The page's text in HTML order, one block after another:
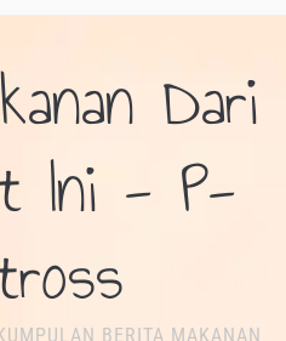
Dari
Ini - P-
BERITA MAKANAN